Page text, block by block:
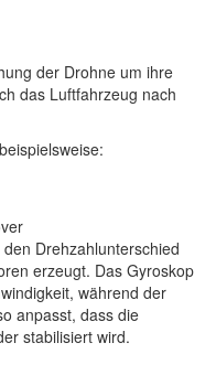
der Drohne um ihre
das Luftfahrzeug nach
Drehzahlunterschied
erzeugt. Das Gyroskop
während der
anpasst, dass die
stabilisiert wird.